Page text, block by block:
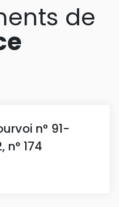
de
n° 91-
n° 174